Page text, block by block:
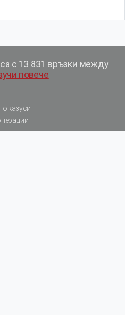
с 13 831 връзки между
повече
казуси